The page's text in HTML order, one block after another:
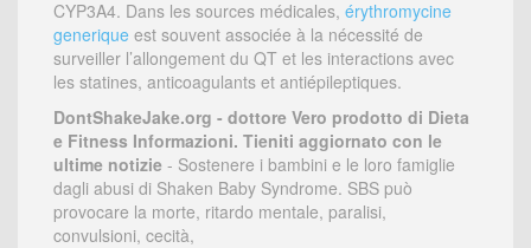
CYP3A4. Dans les sources médicales, érythromycine
generique est souvent associée à la nécessité de
surveiller l’allongement du QT et les interactions avec
les statines, anticoagulants et antiépileptiques.
DontShakeJake.org - dottore Vero prodotto di Dieta
e Fitness Informazioni. Tieniti aggiornato con le
ultime notizie - Sostenere i bambini e le loro famiglie
dagli abusi di Shaken Baby Syndrome. SBS può
provocare la morte, ritardo mentale, paralisi,
convulsioni, cecità,